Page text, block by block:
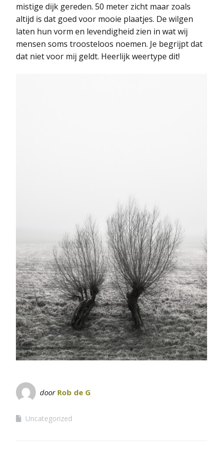
mistige dijk gereden. 50 meter zicht maar zoals
altijd is dat goed voor mooie plaatjes. De wilgen
laten hun vorm en levendigheid zien in wat wij
mensen soms troosteloos noemen. Je begrijpt dat
dat niet voor mij geldt. Heerlijk weertype dit!
door Rob de G
Uncategorized